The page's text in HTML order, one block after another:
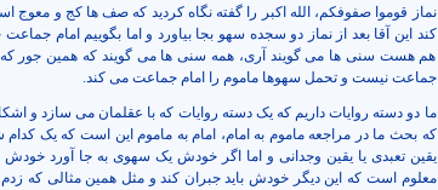
نماز قوموا صفوفکم، الله اکبر را گفته نگاه کردید که صف ها کج و
کند این آقا بعد از نماز دو سجده سهو بجا بیاورد و اما بگوییم امام
هم هست سنی ها می گویند آری، همه سنی ها می گویند که همین جور
جماعت نیست و تحمل سهوها ماموم را امام جماعت می کند.
ما دو دسته روایات داریم که یک دسته روایات که با عقلمان می سازد و
که بحث ما در مراجعه ماموم به امام، امام به ماموم این است که یک کدام
یقین تعبدی یا یقین وجدانی و اما اگر خودش یک سهوی به جا آورد
معلوم است که این دیگر خودش باید جبران کند و مثل همین مثالی که زدم